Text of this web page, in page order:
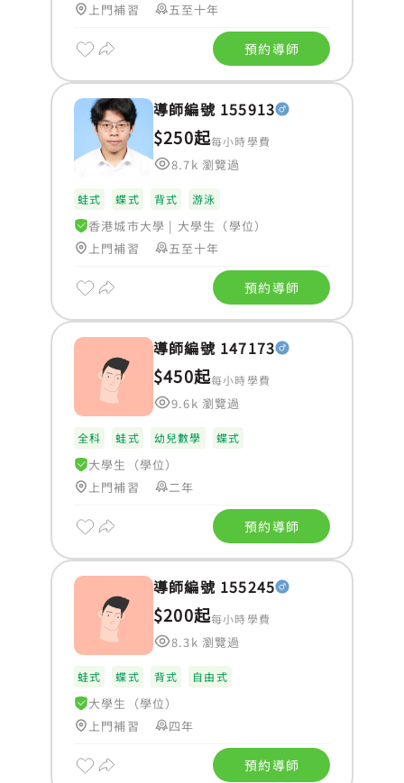
上門補習
五至十年
預約導師
導師編號 155913
$250起每小時學費
8.7k 瀏覽過
蛙式 蝶式 背式 游泳
香港城市大學 | 大學生（學位）
上門補習
五至十年
預約導師
導師編號 147173
$450起每小時學費
9.6k 瀏覽過
全科 蛙式 幼兒數學 蝶式
大學生（學位）
上門補習
二年
預約導師
導師編號 155245
$200起每小時學費
8.3k 瀏覽過
蛙式 蝶式 背式 自由式
大學生（學位）
上門補習
四年
預約導師